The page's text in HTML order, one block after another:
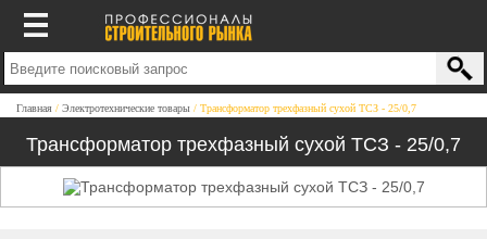
Главная Электротехнические товары Трансформатор трехфазный сухой ТСЗ - 25/0,7
Трансформатор трехфазный сухой ТСЗ - 25/0,7